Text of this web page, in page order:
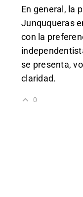
En general, la
Junququeras
con la
se presenta,
claridad.
0